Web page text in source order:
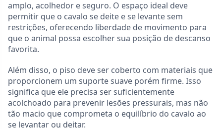
amplo, acolhedor e seguro. O espaço ideal deve
permitir que o cavalo se deite e se levante sem
restrições, oferecendo liberdade de movimento para
que o animal possa escolher sua posição de descanso
favorita.
Além disso, o piso deve ser coberto com materiais que
proporcionem um suporte suave porém firme. Isso
significa que ele precisa ser suficientemente
acolchoado para prevenir lesões pressurais, mas não
tão macio que comprometa o equilíbrio do cavalo ao
se levantar ou deitar.